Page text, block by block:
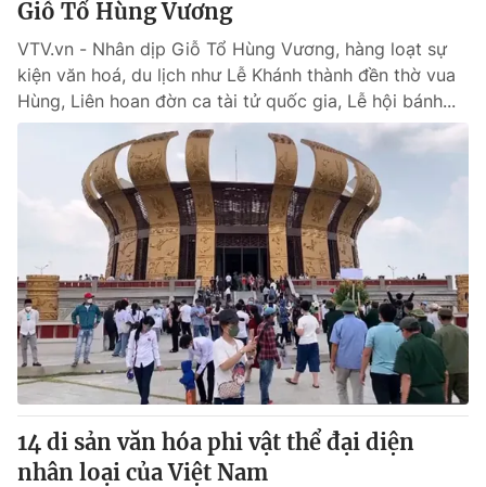
Giỗ Tổ Hùng Vương
VTV.vn - Nhân dịp Giỗ Tổ Hùng Vương, hàng loạt sự
kiện văn hoá, du lịch như Lễ Khánh thành đền thờ vua
Hùng, Liên hoan đờn ca tài tử quốc gia, Lễ hội bánh...
14 di sản văn hóa phi vật thể đại diện
nhân loại của Việt Nam